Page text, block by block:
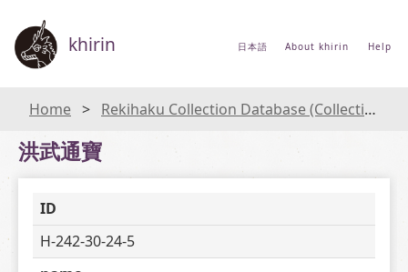
khirin 日本語 About khirin Help
Home Rekihaku Collection Database (Collections Database of the National Museum of Japanese History)
洪武通寶
ID
H-242-30-24-5